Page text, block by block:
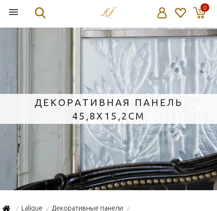
0
ДЕКОРАТИВНАЯ ПАНЕЛЬ
45,8X15,2СМ
/ Lalique / Декоративные панели /